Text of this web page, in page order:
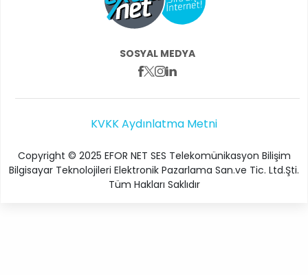
SOSYAL MEDYA
KVKK Aydınlatma Metni
Copyright © 2025 EFOR NET SES Telekomünikasyon Bilişim
Bilgisayar Teknolojileri Elektronik Pazarlama San.ve Tic. Ltd.Şti.
Tüm Hakları Saklıdır